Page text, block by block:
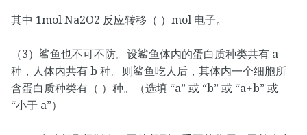
其中 1mol Na2O2 反应转移（ ）mol 电子。
（3）鲨鱼也不可不防。设鲨鱼体内的蛋白质种类共有 a
种，人体内共有 b 种。则鲨鱼吃人后，其体内一个细胞所
含蛋白质种类有（ ）种。（选填 “a” 或 “b” 或 “a+b” 或
“小于 a”）